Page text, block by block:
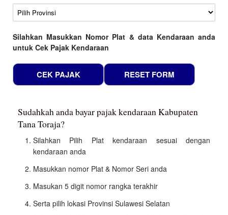
Wilayah
Silahkan Masukkan Nomor Plat & data Kendaraan anda
untuk Cek Pajak Kendaraan
Sudahkah anda bayar pajak kendaraan Kabupaten
Tana Toraja?
Silahkan Pilih Plat kendaraan sesuai dengan
kendaraan anda
Masukkan nomor Plat & Nomor Seri anda
Masukan 5 digit nomor rangka terakhir
Serta pilih lokasi Provinsi Sulawesi Selatan